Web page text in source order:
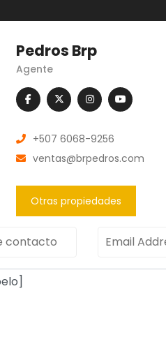
Pedros Brp
Agente
+507 6068-9256
ventas@brpedros.com
Otras propiedades